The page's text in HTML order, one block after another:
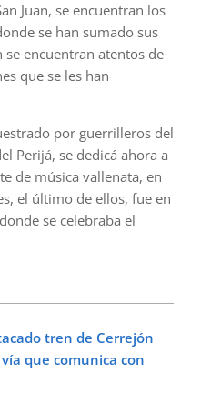
Juan, se encuentran los
se han sumado sus
encuentran atentos de
que se les han
por guerrilleros del
Perijá, se dedicá ahora a
de música vallenata, en
el último de ellos, fue en
se celebraba el
tren de Cerrejón
que comunica con